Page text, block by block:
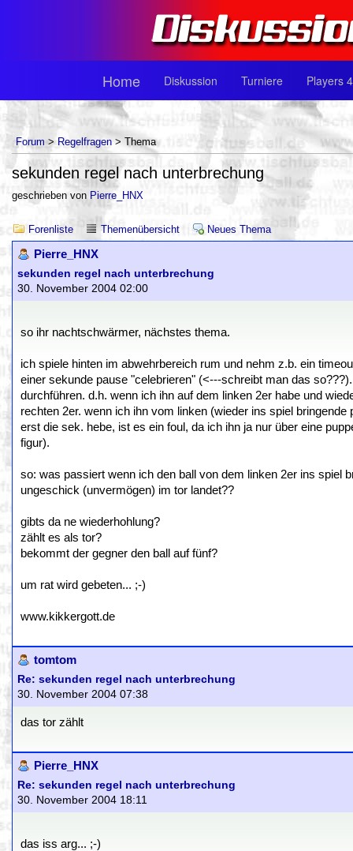
Home Diskussion Turniere Players
Forum > Regelfragen > Thema
sekunden regel nach unterbrechung
geschrieben von Pierre_HNX
Forenliste Themenübersicht Neues Thema
Pierre_HNX
sekunden regel nach unterbrechung
30. November 2004 02:00
so ihr nachtschwärmer, nächstes thema.
ich spiele hinten im abwehrbereich rum und nehm z.b. ein
einer sekunde pause "celebrieren" (<---schreibt man das
durchführen. d.h. wenn ich ihn auf dem linken 2er habe und
rechten 2er. wenn ich ihn vom linken (wieder ins spiel
erst die sek. hebe, ist es ein foul, da ich ihn ja nur über eine
figur).
so: was passiert wenn ich den ball von dem linken 2er ins spiel
ungeschick (unvermögen) im tor landet??
gibts da ne wiederhohlung?
zählt es als tor?
bekommt der gegner den ball auf fünf?
um rat wird gebeten... ;-)
www.kikkergott.de
tomtom
Re: sekunden regel nach unterbrechung
30. November 2004 07:38
das tor zählt
Pierre_HNX
Re: sekunden regel nach unterbrechung
30. November 2004 18:11
das iss arg... ;-)